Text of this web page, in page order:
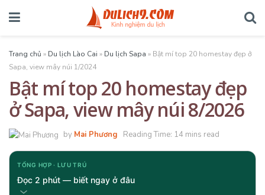
Trang chủ » Du lịch Lào Cai » Du lịch Sapa » Bật mí top 20 homestay đẹp ở
Sapa, view mây núi 1/2024
Bật mí top 20 homestay đẹp
ở Sapa, view mây núi 8/2026
by Mai Phương Reading Time: 14 mins read
TỔNG HỢP · LƯU TRÚ
Đọc 2 phút — biết ngay ở đâu